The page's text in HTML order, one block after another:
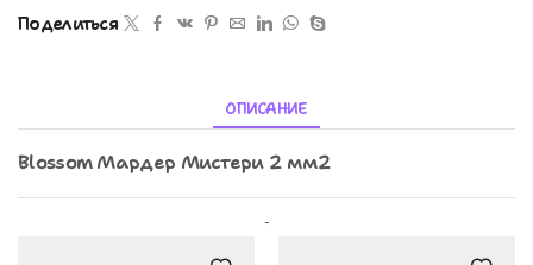
Поделиться
ОПИСАНИЕ
Blossom Мардер Мистери 2 мм2